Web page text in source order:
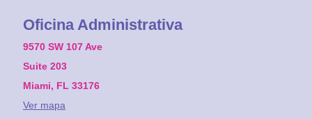
Oficina Administrativa
9570 SW 107 Ave
Suite 203
Miami, FL 33176
Ver mapa